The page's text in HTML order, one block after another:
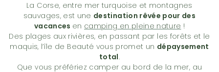
La Corse, entre mer turquoise et montagnes
sauvages, est une destination rêvée pour des
vacances en camping en pleine nature !
Des plages aux rivières, en passant par les forêts et le
maquis, l’île de Beauté vous promet un dépaysement
total.
Que vous préfériez camper au bord de la mer, au